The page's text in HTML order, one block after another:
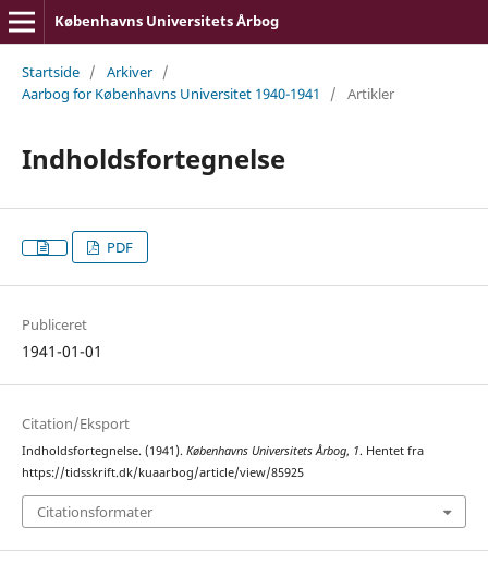
Københavns Universitets Årbog
Startside / Arkiver /
Aarbog for Københavns Universitet 1940-1941
/ Artikler
Indholdsfortegnelse
PDF
Publiceret
1941-01-01
Citation/Eksport
Indholdsfortegnelse. (1941). Københavns Universitets Årbog, 1. Hentet fra
https://tidsskrift.dk/kuaarbog/article/view/85925
Citationsformater